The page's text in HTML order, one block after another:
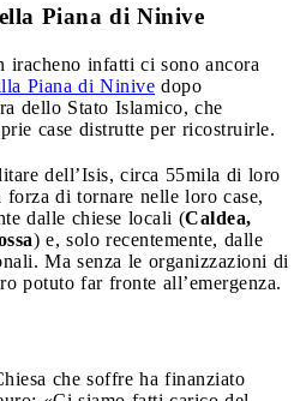
Piana di Ninive
infatti ci sono ancora
Piana di Ninive dopo
dello Stato Islamico, che
case distrutte per ricostruirle.
dell’Isis, circa 55mila di loro
di tornare nelle loro case,
dalle chiese locali (Caldea,
) e, solo recentemente, dalle
Ma senza le organizzazioni di
potuto far fronte all’emergenza.
che soffre ha finanziato